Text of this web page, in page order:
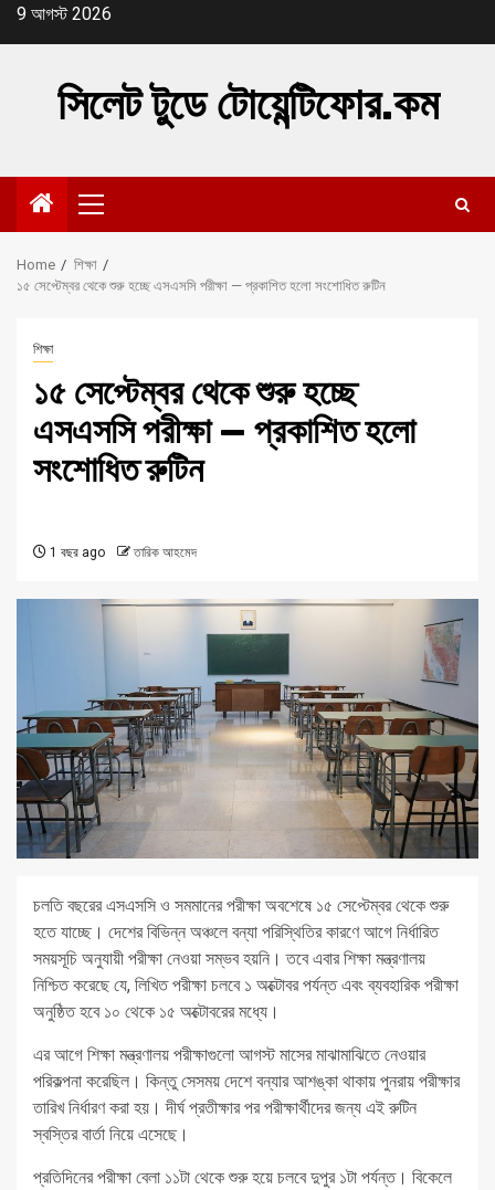
Skip9 আগস্ট 2026
সিলেট টুডে টোয়েন্টিফোর.কম
Primary
Menu
Home
শিক্ষা
১৫ সেপ্টেম্বর থেকে শুরু হচ্ছে এসএসসি পরীক্ষা — প্রকাশিত হলো সংশোধিত রুটিন
শিক্ষা
১৫ সেপ্টেম্বর থেকে শুরু হচ্ছে
এসএসসি পরীক্ষা — প্রকাশিত হলো
সংশোধিত রুটিন
1 বছর ago তারিক আহমেদ
চলতি বছরের এসএসসি ও সমমানের পরীক্ষা অবশেষে ১৫ সেপ্টেম্বর থেকে শুরু
হতে যাচ্ছে। দেশের বিভিন্ন অঞ্চলে বন্যা পরিস্থিতির কারণে আগে নির্ধারিত
সময়সূচি অনুযায়ী পরীক্ষা নেওয়া সম্ভব হয়নি। তবে এবার শিক্ষা মন্ত্রণালয়
নিশ্চিত করেছে যে, লিখিত পরীক্ষা চলবে ১ অক্টোবর পর্যন্ত এবং ব্যবহারিক পরীক্ষা
অনুষ্ঠিত হবে ১০ থেকে ১৫ অক্টোবরের মধ্যে।
এর আগে শিক্ষা মন্ত্রণালয় পরীক্ষাগুলো আগস্ট মাসের মাঝামাঝিতে নেওয়ার
পরিকল্পনা করেছিল। কিন্তু সেসময় দেশে বন্যার আশঙ্কা থাকায় পুনরায় পরীক্ষার
তারিখ নির্ধারণ করা হয়। দীর্ঘ প্রতীক্ষার পর পরীক্ষার্থীদের জন্য এই রুটিন
স্বস্তির বার্তা নিয়ে এসেছে।
প্রতিদিনের পরীক্ষা বেলা ১১টা থেকে শুরু হয়ে চলবে দুপুর ১টা পর্যন্ত। বিকেলে